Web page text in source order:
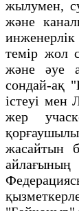
жылумен,
және
темір жол
және әуе
сондай-ақ
істеуі мен
жер
жасайтын